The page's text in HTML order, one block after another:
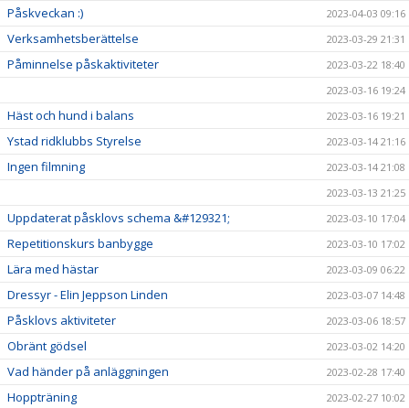
Påskveckan :) 2023-04-03 09:16
Verksamhetsberättelse 2023-03-29 21:31
Påminnelse påskaktiviteter
2023-03-22 18:40
2023-03-16 19:24
Häst och hund i balans 2023-03-16 19:21
Ystad ridklubbs Styrelse 2023-03-14 21:16
Ingen filmning
2023-03-14 21:08
2023-03-13 21:25
Uppdaterat påsklovs schema &#129321; 2023-03-10 17:04
Repetitionskurs banbygge 2023-03-10 17:02
Lära med hästar 2023-03-09 06:22
Dressyr - Elin Jeppson Linden 2023-03-07 14:48
Påsklovs aktiviteter 2023-03-06 18:57
Obränt gödsel 2023-03-02 14:20
Vad händer på anläggningen 2023-02-28 17:40
Hoppträning 2023-02-27 10:02